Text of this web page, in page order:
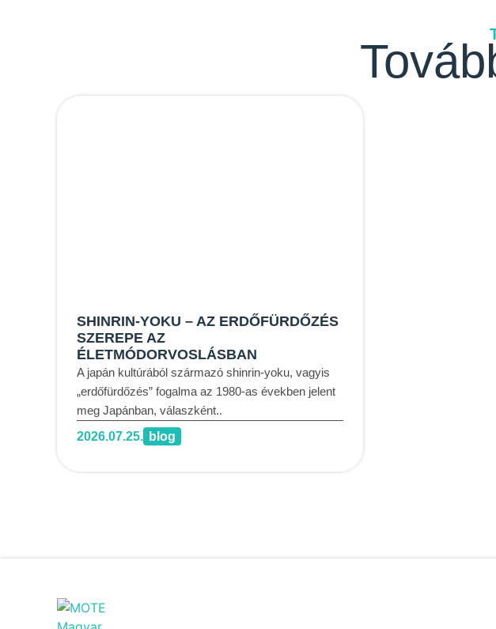
SHINRIN-YOKU – AZ ERDŐFÜRDŐZÉS
SZEREPE AZ
ÉLETMÓDORVOSLÁSBAN
A japán kultúrából származó shinrin-yoku, vagyis
„erdőfürdőzés” fogalma az 1980-as években jelent
meg Japánban, válaszként..
2026.07.25. blog